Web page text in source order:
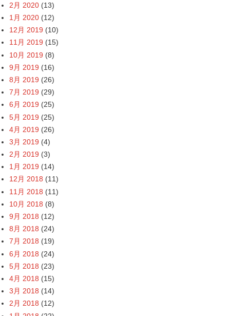
2月 2020 (13)
1月 2020 (12)
12月 2019 (10)
11月 2019 (15)
10月 2019 (8)
9月 2019 (16)
8月 2019 (26)
7月 2019 (29)
6月 2019 (25)
5月 2019 (25)
4月 2019 (26)
3月 2019 (4)
2月 2019 (3)
1月 2019 (14)
12月 2018 (11)
11月 2018 (11)
10月 2018 (8)
9月 2018 (12)
8月 2018 (24)
7月 2018 (19)
6月 2018 (24)
5月 2018 (23)
4月 2018 (15)
3月 2018 (14)
2月 2018 (12)